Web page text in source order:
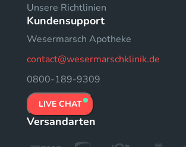
Unsere Richtlinien
Kundensupport
Wesermarsch Apotheke
contact@wesermarschklinik.de
0800-189-9309
LIVE CHAT
Versandarten